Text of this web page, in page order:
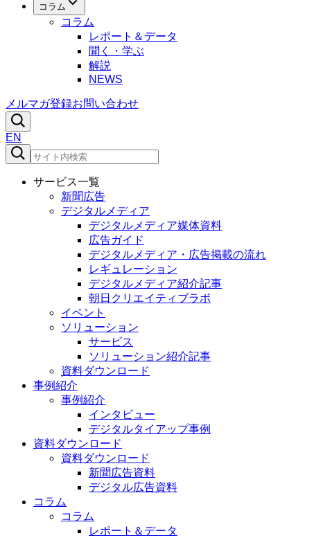
コラム
コラム
レポート＆データ
聞く・学ぶ
解説
NEWS
メルマガ登録お問い合わせ
EN
サービス一覧
新聞広告
デジタルメディア
デジタルメディア媒体資料
広告ガイド
デジタルメディア・広告掲載の流れ
レギュレーション
デジタルメディア紹介記事
朝日クリエイティブラボ
イベント
ソリューション
サービス
ソリューション紹介記事
資料ダウンロード
事例紹介
事例紹介
インタビュー
デジタルタイアップ事例
資料ダウンロード
資料ダウンロード
新聞広告資料
デジタル広告資料
コラム
コラム
レポート＆データ